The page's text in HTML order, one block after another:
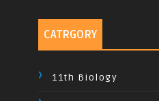
CATRGORY
11th Biology